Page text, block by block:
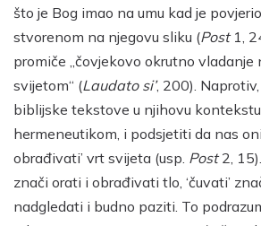
što je Bog imao na umu kad je
stvorenom na njegovu sliku (Post1,
promiče „čovjekovo okrutno vladanje
svijetom“ (Laudato si’, 200).
biblijske tekstove u njihovu
hermeneutikom, i podsjetiti da nas
obrađivati’ vrt svijeta (usp. Post2,
znači orati i obrađivati tlo, ‘čuvati’
nadgledati i budno paziti. To